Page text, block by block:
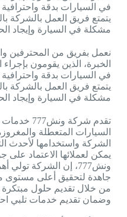
في السيارات بدقة واحترافية
يتمتع فريق العمل بالشركة
مشكلة في السيارة وإيجاد
نعمل بفريق من المحترفين
الخبرة، الذين يقومون
في السيارات بدقة واحترافية
يتمتع فريق العمل بالشركة
مشكلة في السيارة وإيجاد
تقدم
السيارات المتعطلة
الشركة واستخدامها لأحدث
يمكن لعملائها الاعتماد على
ونش777، إن الشركة
جاهدة لتحقيق أعلى مستوى
من خلال تقديم حلول
وضمان تقديم خدمات تلبي